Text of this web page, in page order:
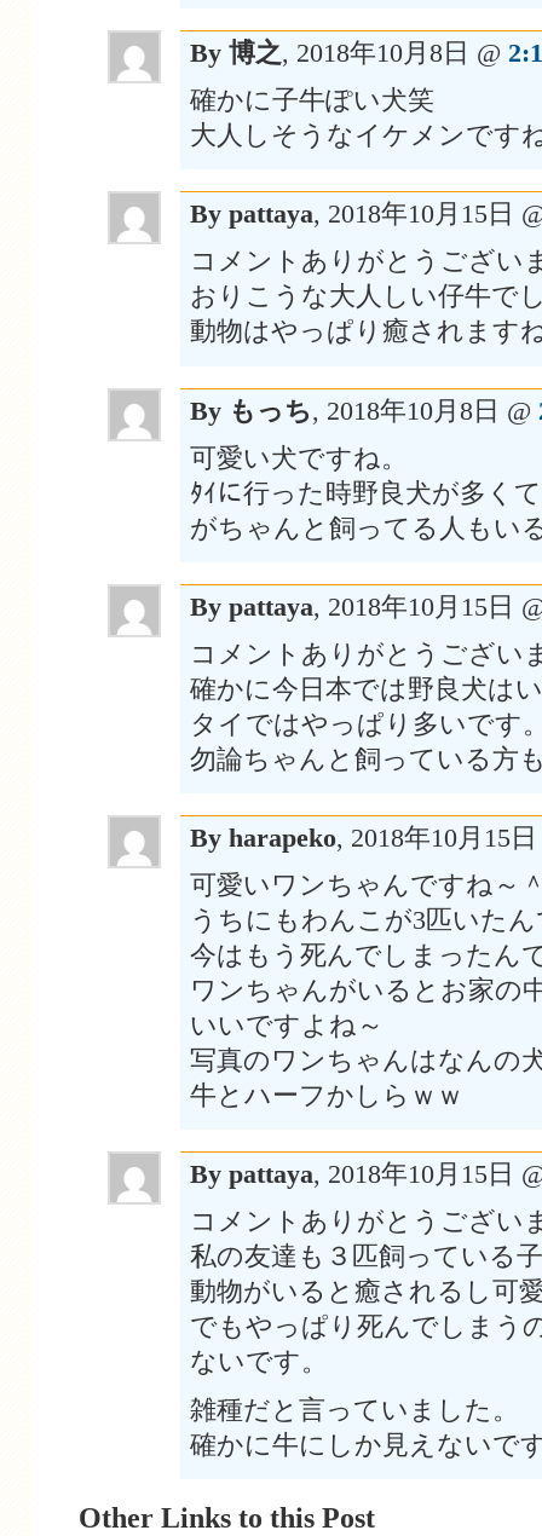
By 博之, 2018年10月8日 @
確かに子牛ぽい犬笑
大人しそうなイケメンです
By pattaya, 2018年10月15日
コメントありがとうござい
おりこうな大人しい仔牛で
動物はやっぱり癒されます
By もっち, 2018年10月8日 @
可愛い犬ですね。
ﾀｲに行った時野良犬が多く
がちゃんと飼ってる人もい
By pattaya, 2018年10月15日
コメントありがとうござい
確かに今日本では野良犬は
タイではやっぱり多いです
勿論ちゃんと飼っている方
By harapeko, 2018年10月15
可愛いワンちゃんですね～
うちにもわんこが3匹いた
今はもう死んでしまったん
ワンちゃんがいるとお家の
いいですよね～
写真のワンちゃんはなんの
牛とハーフかしらｗｗ
By pattaya, 2018年10月15日
コメントありがとうござい
私の友達も３匹飼っている
動物がいると癒されるし可
でもやっぱり死んでしまう
ないです。
雑種だと言っていました。
確かに牛にしか見えないで
Other Links to this Post